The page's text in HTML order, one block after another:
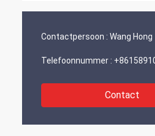
Contactpersoon : Wang Hong
Telefoonnummer :
Contact